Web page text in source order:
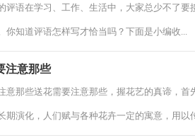
评语在学习、工作、生活中，大家总少不了
你知道评语怎样写才恰当吗？下面是小编收...
注意那些
意那些送花需要注意那些，握花艺的真谛，
期演化，人们赋与各种花卉一定的寓意，用以